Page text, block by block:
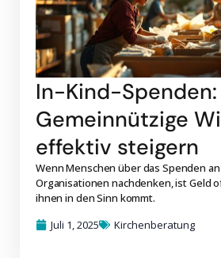
In-Kind-Spenden:
Gemeinnützige
effektiv steigern
Wenn Menschen über das Spenden
Organisationen nachdenken, ist Geld
ihnen in den Sinn kommt.
Juli 1, 2025
Kirchenberatung